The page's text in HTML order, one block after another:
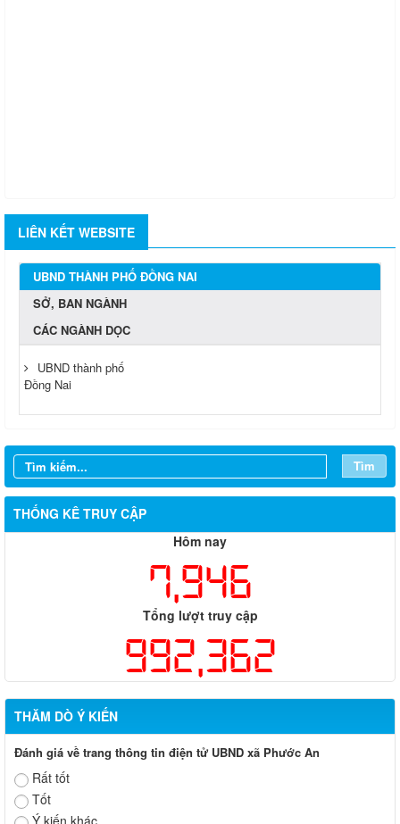
LIÊN KẾT WEBSITE
UBND THÀNH PHỐ ĐỒNG NAI
SỞ, BAN NGÀNH
CÁC NGÀNH DỌC
UBND thành phố
Đồng Nai
Tìm
THỐNG KÊ TRUY CẬP
Hôm nay
7,946
Tổng lượt truy cập
992,362
THĂM DÒ Ý KIẾN
Đánh giá về trang thông tin điện tử UBND xã Phước An
Rất tốt
Tốt